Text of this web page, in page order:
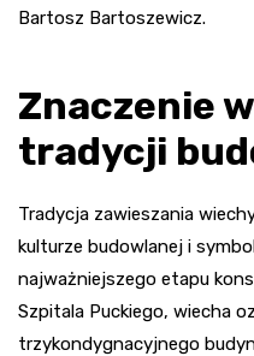
Bartosz Bartoszewicz.
Znaczenie
tradycji
Tradycja zawieszania
kulturze budowlanej i
najważniejszego etapu
Szpitala Puckiego, wiecha
trzykondygnacyjnego